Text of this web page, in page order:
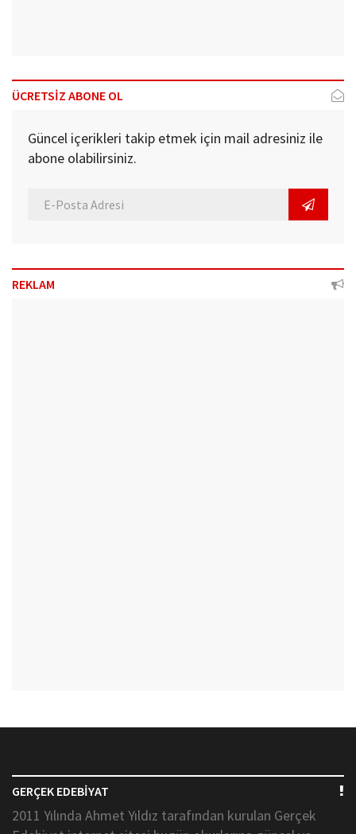
ÜCRETSİZ ABONE OL
Güncel içerikleri takip etmek için mail adresiniz ile
abone olabilirsiniz.
REKLAM
GERÇEK EDEBİYAT
2011 Yılında Ahmet Yıldız tarafından kurulan Gerçek